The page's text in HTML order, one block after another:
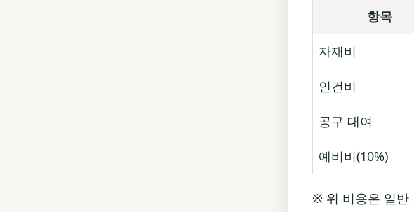
항목
자재비
인건비
공구 대여
예비비(10%)
※ 위 비용은 일반